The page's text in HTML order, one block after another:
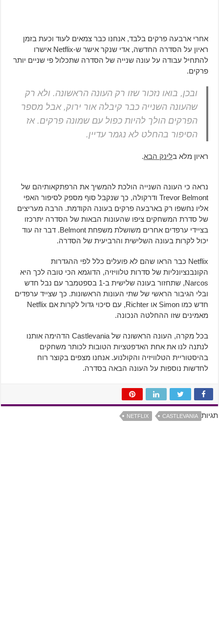
אחרי ארבעה פרקים בלבד, אנחנו כבר צמאים לעוד וכעת בזמן
ראיון על הסדרה החדשה, אדי שנקר אישר ש-Netflix אישרו
להתחיל עבודה על עונה שנייה של הסדרה שתכלול פי שניים יותר
פרקים.
ובכן, בואו נזכור שזו רק העונה הראשונה. ולא רק
שהעונה השנייה כבר קיבלה אור ירוק, אבל מספר
הפרקים הולך להיות כפול עם שמונה פרקים. אז
הסיפור בהחלט לא נגמר עדיין.
ראיון מלא בלינק הבא.
נראה כי העונה השנייה הולכת להמשיך את הרפתקאותיהם של
Trevor Belmont ודרקולה, כך שנקבל סוף מספק לסיפור האפי
אליו נחשפו רק בארבעה פרקים בעונה הקודמת. הרבה מעריצים
של סדרת המשחקים ציפו שהעונות הבאות של הסדרה יתרכזו
בציידי ערפדים אחרים משושלת משפחת Belmont. דבר זה עוד
יכול לקרות בעונה השלישית והרביעית של הסדרה.
Netflix כבר הראו שהם לא פועלים כלל לפי ההגדרות
הקונבנציונליות של סדרות טלוויזיה, הדוגמא הכי טובה לכך היא
Narcos, שתחזור בעונה שלישית ב-1 בספטמבר עם נבל חדש
ובלי הגיבור הראשי של שתי העונות הראשונות. כך שצייד ערפדים
חדש כמו Simon או Richter, עם סיכוי גדול לקרות אם Netflix
מאמינים שזו ההחלטה הנכונה.
בכל מקרה, העונה הראשונה של Castlevania הדהימה אותנו
לנתנה לנו את אחת האדפטציות הטובות לכותר משחקים
בהיסטוריית הטלוויזיה והקולנוע. אנחנו מצפים בקוצר רוח
לחדשות נוספות על העונה הבאה בסדרה.
תגיות CASTLEVANIA
NETFLIX